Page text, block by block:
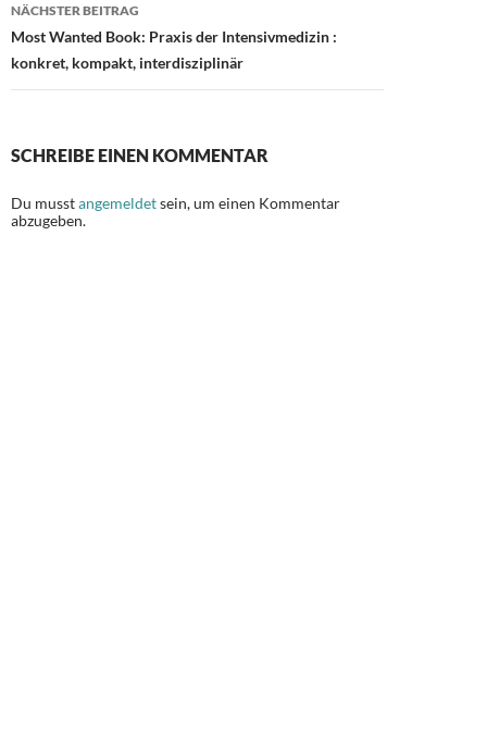
NÄCHSTER BEITRAG
Most Wanted Book: Praxis der Intensivmedizin :
konkret, kompakt, interdisziplinär
SCHREIBE EINEN KOMMENTAR
Du musstangemeldetsein, um einen Kommentar
abzugeben.